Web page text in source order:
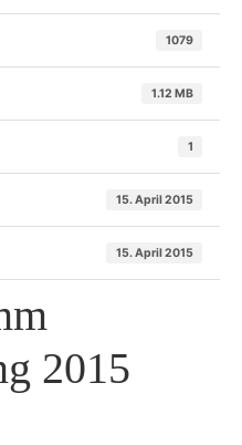
1079
1.12 MB
1
15. April 2015
15. April 2015
2015